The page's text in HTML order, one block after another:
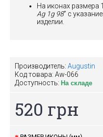
На иконах размера
Ag 1g 98" с
изделии.
Производитель: Augustin
Код товара: Aw-066
Доступность: На складе
520 грн